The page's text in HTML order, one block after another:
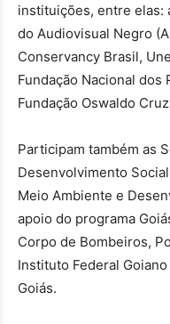
instituições, entre elas:
do Audiovisual Negro
Conservancy Brasil,
Fundação Nacional dos
Fundação Oswaldo
Participam também as
Desenvolvimento
Meio Ambiente e
apoio do programa
Corpo de Bombeiros,
Instituto Federal
Goiás.